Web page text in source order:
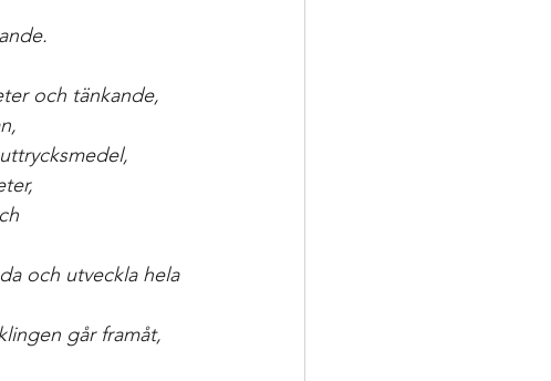
och tänkande,
och utveckla hela
går framåt,